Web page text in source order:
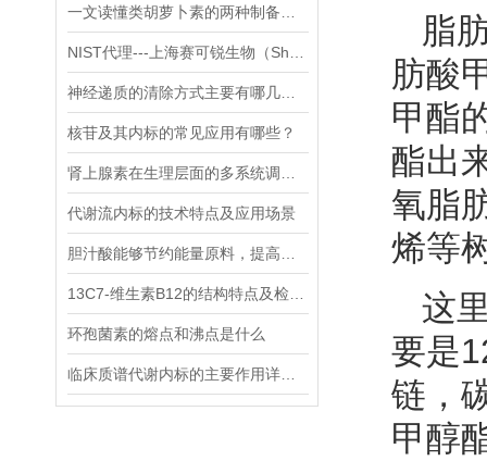
核苷及其内标的常见应用有哪些？
代谢流内标的技术特点及应用场景
环孢菌素的熔点和沸点是什么
脂
肪酸
甲酯
酯出
氧脂
烯等
这
要是
链，
甲醇